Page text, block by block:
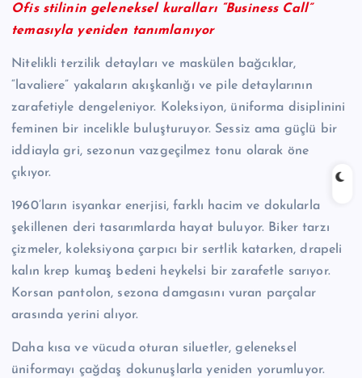
Ofis stilinin geleneksel kuralları “Business Call”
temasıyla yeniden tanımlanıyor
Nitelikli terzilik detayları ve maskülen bağcıklar,
“lavaliere” yakaların akışkanlığı ve pile detaylarının
zarafetiyle dengeleniyor. Koleksiyon, üniforma disiplinini
feminen bir incelikle buluşturuyor. Sessiz ama güçlü bir
iddiayla gri, sezonun vazgeçilmez tonu olarak öne
çıkıyor.
1960’ların isyankar enerjisi, farklı hacim ve dokularla
şekillenen deri tasarımlarda hayat buluyor. Biker tarzı
çizmeler, koleksiyona çarpıcı bir sertlik katarken, drapeli
kalın krep kumaş bedeni heykelsi bir zarafetle sarıyor.
Korsan pantolon, sezona damgasını vuran parçalar
arasında yerini alıyor.
Daha kısa ve vücuda oturan siluetler, geleneksel
üniformayı çağdaş dokunuşlarla yeniden yorumluyor.